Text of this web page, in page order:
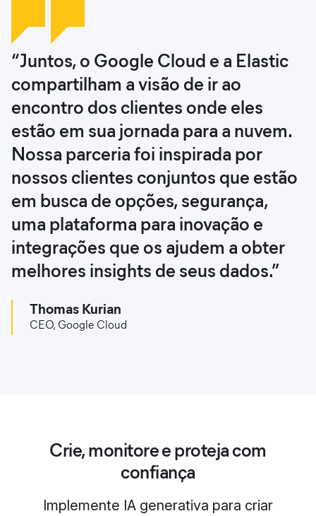
“Juntos, o Google Cloud e a Elastic
compartilham a visão de ir ao
encontro dos clientes onde eles
estão em sua jornada para a nuvem.
Nossa parceria foi inspirada por
nossos clientes conjuntos que estão
em busca de opções, segurança,
uma plataforma para inovação e
integrações que os ajudem a obter
melhores insights de seus dados.”
Thomas Kurian
CEO, Google Cloud
Crie, monitore e proteja com
confiança
Implemente IA generativa para criar